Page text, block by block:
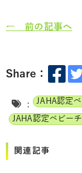
← 前の記事へ
Share：
:
関連記事